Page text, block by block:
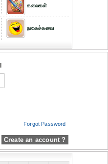
கலைகள்
நகைச்சுவை
Forgot Password
Create an account ?